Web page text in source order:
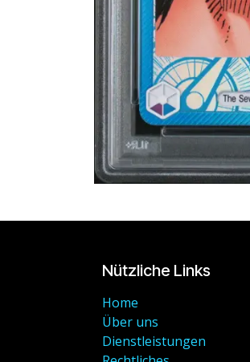
Nützliche Links
Home
Über uns
Dienstleistungen